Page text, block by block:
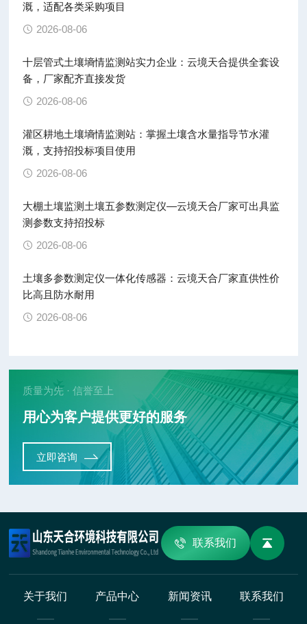
溉，适配各类采购项目
2026-08-06
十层管式土壤墒情监测站实力企业：云境天合提供全套设
备，厂家配齐直接发货
2026-08-06
灌区耕地土壤墒情监测站：掌握土壤含水量指导节水灌
溉，支持招投标项目使用
2026-08-06
大棚土壤监测土壤五参数测定仪—云境天合厂家可出具监
测参数支持招投标
2026-08-06
土壤多参数测定仪一体化传感器：云境天合厂家直供性价
比高且防水耐用
2026-08-06
质量为先 · 信誉至上
用心为客户提供更好的服务
立即咨询
联系我们
关于我们 产品中心 新闻资讯 联系我们